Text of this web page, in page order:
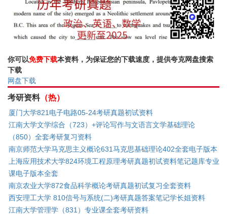
你可以免费下载本资料，为保证您的下载速度，提供夸克网盘搜索
下载
网盘下载
考研资料（热）
厦门大学821电子电路05-24考研真题初试资料
江南大学文学综合（723）+评论写作与文语言文学基础理论
（850）全套考研复习资料
南京师范大学马克思主义概论631马克思基础理论402全套电子版本
上海应用技术大学824环境工程原理考研真题初试资料笔记题库专业
课电子版本全套
南京农业大学872食品科学概论考研真题初试复习全套资料
西安理工大学 810信号与系统(二)考研真题答案笔记学长姐资料
江南大学管理学（831）专业课全套考研资料